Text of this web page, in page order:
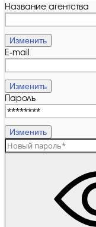
Название агентства
Изменить
E-mail
Изменить
Пароль
Изменить